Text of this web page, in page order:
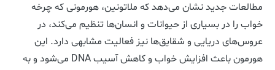
مطالعات جدید نشان می‌دهد که ملاتونین، هورمونی که چرخه
خواب را در بسیاری از حیوانات و انسان‌ها تنظیم می‌کند، در
عروس‌های دریایی و شقایق‌ها نیز فعالیت مشابهی دارد. این
هورمون باعث افزایش خواب و کاهش آسیب DNA می‌شود و به